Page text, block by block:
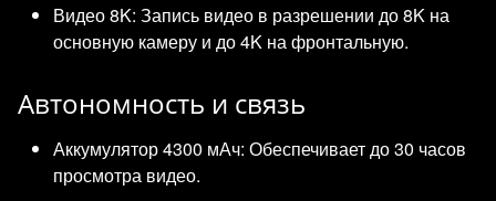
Видео 8K: Запись видео в разрешении до 8K на
основную камеру и до 4K на фронтальную.
Автономность и связь
Аккумулятор 4300 мАч: Обеспечивает до 30 часов
просмотра видео.